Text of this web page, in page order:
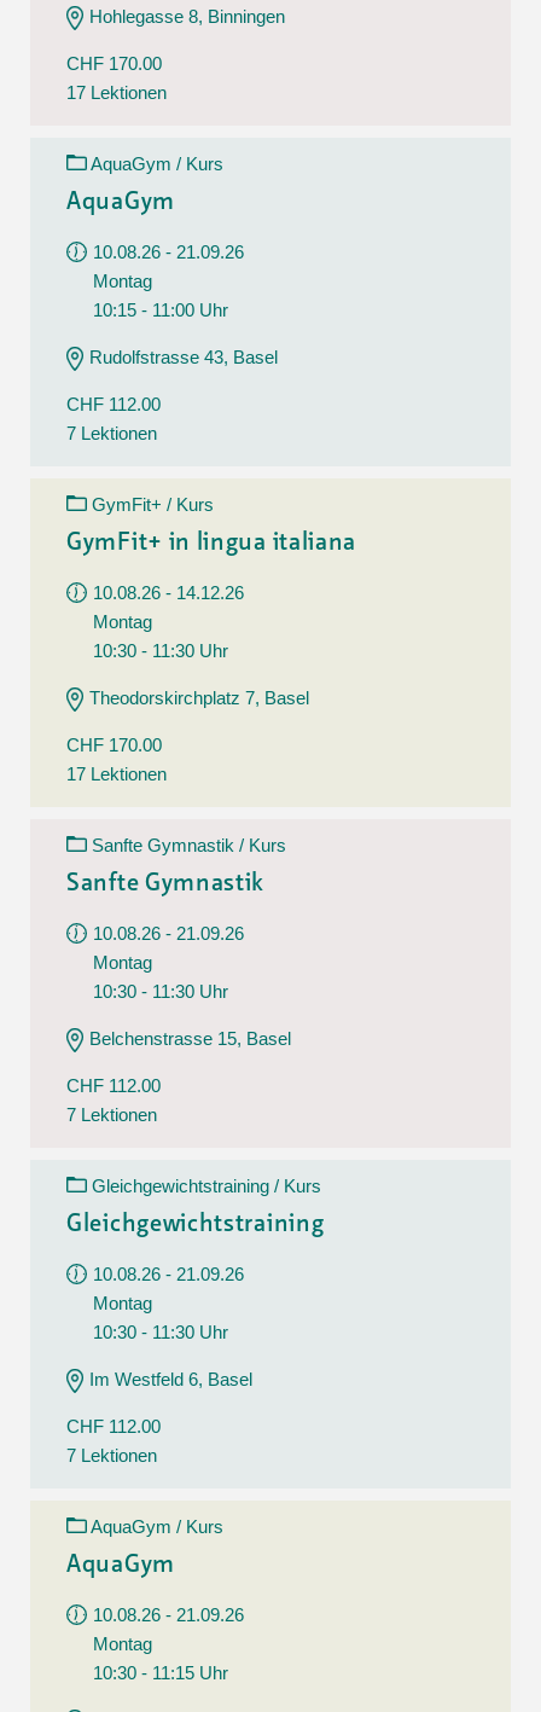
Hohlegasse 8, Binningen
CHF 170.00
17 Lektionen
AquaGym / Kurs
AquaGym
10.08.26 - 21.09.26
Montag
10:15 - 11:00 Uhr
Rudolfstrasse 43, Basel
CHF 112.00
7 Lektionen
GymFit+ / Kurs
GymFit+ in lingua italiana
10.08.26 - 14.12.26
Montag
10:30 - 11:30 Uhr
Theodorskirchplatz 7, Basel
CHF 170.00
17 Lektionen
Sanfte Gymnastik / Kurs
Sanfte Gymnastik
10.08.26 - 21.09.26
Montag
10:30 - 11:30 Uhr
Belchenstrasse 15, Basel
CHF 112.00
7 Lektionen
Gleichgewichtstraining / Kurs
Gleichgewichtstraining
10.08.26 - 21.09.26
Montag
10:30 - 11:30 Uhr
Im Westfeld 6, Basel
CHF 112.00
7 Lektionen
AquaGym / Kurs
AquaGym
10.08.26 - 21.09.26
Montag
10:30 - 11:15 Uhr